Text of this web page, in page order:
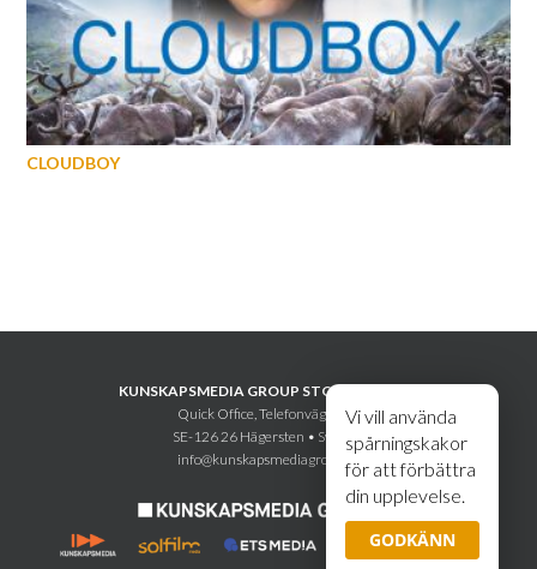
Vi vill använda
spårningskakor
för att förbättra
din upplevelse.
GODKÄNN
CLOUDBOY
KUNSKAPSMEDIA GROUP STOCKHOLM AB
Quick Office, Telefonvägen 30
SE-126 26 Hägersten • Sweden
info@kunskapsmediagroup.se